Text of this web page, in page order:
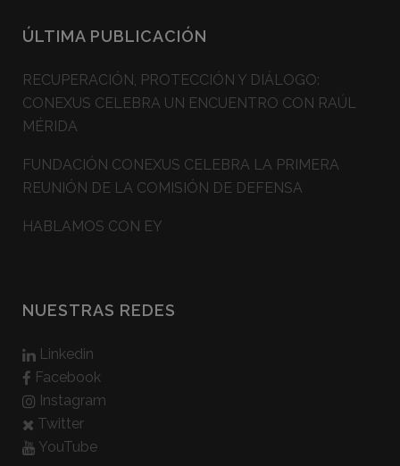
ÚLTIMA PUBLICACIÓN
RECUPERACIÓN, PROTECCIÓN Y DIÁLOGO:
CONEXUS CELEBRA UN ENCUENTRO CON RAÚL
MÉRIDA
FUNDACIÓN CONEXUS CELEBRA LA PRIMERA
REUNIÓN DE LA COMISIÓN DE DEFENSA
HABLAMOS CON EY
NUESTRAS REDES
Linkedin
Facebook
Instagram
Twitter
YouTube